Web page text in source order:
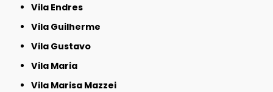
Vila Endres
Vila Guilherme
Vila Gustavo
Vila Maria
Vila Marisa Mazzei